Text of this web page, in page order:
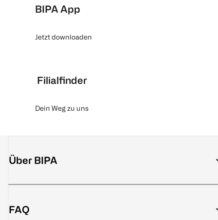
BIPA App
Jetzt downloaden
Filialfinder
Dein Weg zu uns
Über BIPA
FAQ